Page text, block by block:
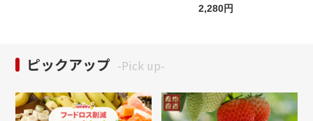
2,280円
ピックアップ -Pick up-